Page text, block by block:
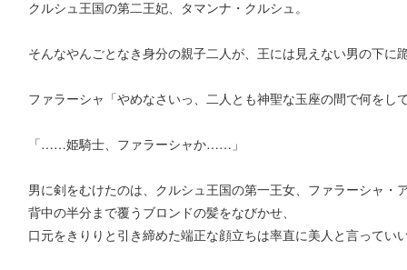
クルシュ王国の第二王妃、タマンナ・クルシュ。
そんなやんごとなき身分の親子二人が、王には見えない男の下に
ファラーシャ「やめなさいっ、二人とも神聖な玉座の間で何をし
「……姫騎士、ファラーシャか……」
男に剣をむけたのは、クルシュ王国の第一王女、ファラーシャ・
背中の半分まで覆うブロンドの髪をなびかせ、
口元をきりりと引き締めた端正な顔立ちは率直に美人と言ってい